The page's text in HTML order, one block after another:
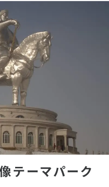
ありません
テーマパーク